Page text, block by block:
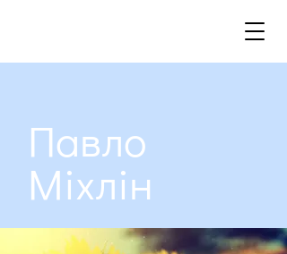
Павло
Міхлін